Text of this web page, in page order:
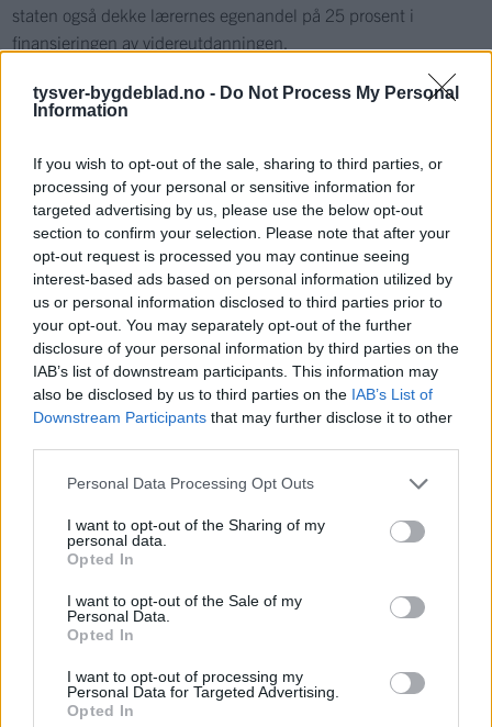
tysver-bygdeblad.no - Do Not Process My Personal
Information
If you wish to opt-out of the sale, sharing to third parties, or
processing of your personal or sensitive information for
targeted advertising by us, please use the below opt-out
section to confirm your selection. Please note that after your
opt-out request is processed you may continue seeing
interest-based ads based on personal information utilized by
us or personal information disclosed to third parties prior to
your opt-out. You may separately opt-out of the further
disclosure of your personal information by third parties on the
IAB’s list of downstream participants. This information may
also be disclosed by us to third parties on the IAB’s List of
Downstream Participants that may further disclose it to other
Personal Data Processing Opt Outs
I want to opt-out of the Sharing of my
personal data.
Opted In
I want to opt-out of the Sale of my
Personal Data.
Opted In
I want to opt-out of processing my
Personal Data for Targeted Advertising.
Opted In
staten også dekke lærernes egenandel på 25 prosent i
finansieringen av videreutdanningen.
Årsmøte i Utdanningsforbundet Tysvær
21.03.2018
Lesarinnlegg
Mest lest siste syv dager
– Finner roen på hytta